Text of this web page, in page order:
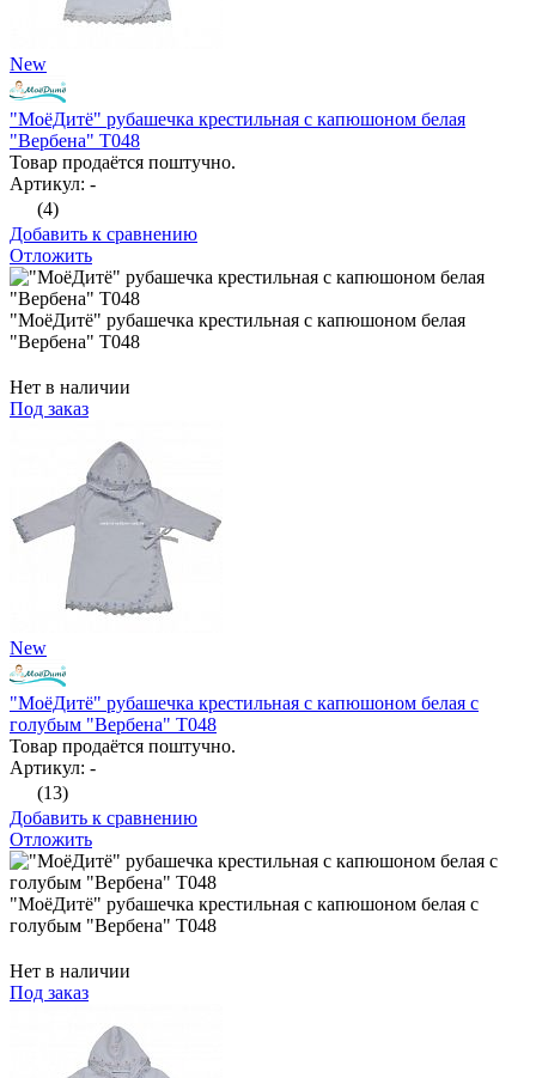
New
"МоёДитё" рубашечка крестильная с капюшоном белая
"Вербена" Т048
Товар продаётся поштучно.
Артикул: -
(4)
Добавить к сравнению
Отложить
"МоёДитё" рубашечка крестильная с капюшоном белая
"Вербена" Т048
Нет в наличии
Под заказ
New
"МоёДитё" рубашечка крестильная с капюшоном белая с
голубым "Вербена" Т048
Товар продаётся поштучно.
Артикул: -
(13)
Добавить к сравнению
Отложить
"МоёДитё" рубашечка крестильная с капюшоном белая с
голубым "Вербена" Т048
Нет в наличии
Под заказ